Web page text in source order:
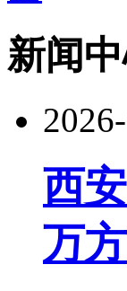
新闻
西
万方